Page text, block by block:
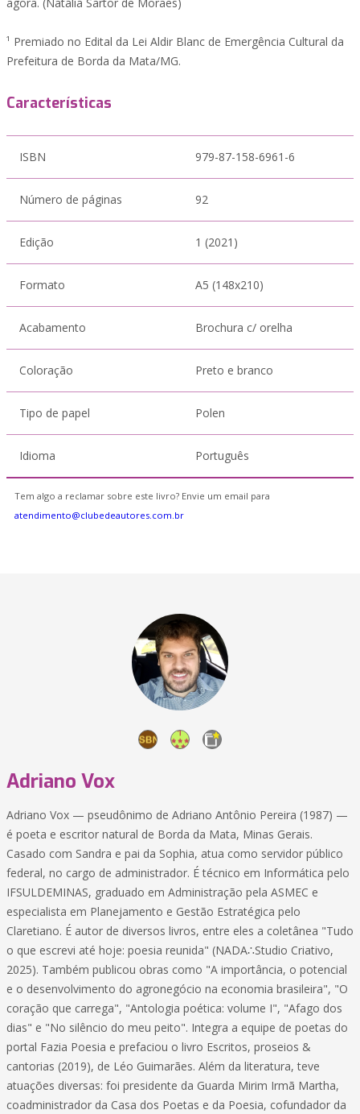
¹ Premiado no Edital da Lei Aldir Blanc de Emergência Cultural da
Prefeitura de Borda da Mata/MG.
Características
ISBN 979-87-158-6961-6
Número de páginas 92
Edição 1 (2021)
Formato A5 (148x210)
Acabamento Brochura c/ orelha
Coloração Preto e branco
Tipo de papel Polen
Idioma Português
Tem algo a reclamar sobre este livro? Envie um email para
atendimento@clubedeautores.com.br
Adriano Vox
Adriano Vox — pseudônimo de Adriano Antônio Pereira (1987) —
é poeta e escritor natural de Borda da Mata, Minas Gerais.
Casado com Sandra e pai da Sophia, atua como servidor público
federal, no cargo de administrador. É técnico em Informática pelo
IFSULDEMINAS, graduado em Administração pela ASMEC e
especialista em Planejamento e Gestão Estratégica pelo
Claretiano. É autor de diversos livros, entre eles a coletânea "Tudo
o que escrevi até hoje: poesia reunida" (NADA∴Studio Criativo,
2025). Também publicou obras como "A importância, o potencial
e o desenvolvimento do agronegócio na economia brasileira", "O
coração que carrega", "Antologia poética: volume I", "Afago dos
dias" e "No silêncio do meu peito". Integra a equipe de poetas do
portal Fazia Poesia e prefaciou o livro Escritos, proseios &
cantorias (2019), de Léo Guimarães. Além da literatura, teve
atuações diversas: foi presidente da Guarda Mirim Irmã Martha,
coadministrador da Casa dos Poetas e da Poesia, cofundador da